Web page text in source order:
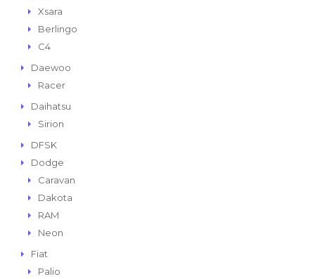
Xsara
Berlingo
C4
Daewoo
Racer
Daihatsu
Sirion
DFSK
Dodge
Caravan
Dakota
RAM
Neon
Fiat
Palio